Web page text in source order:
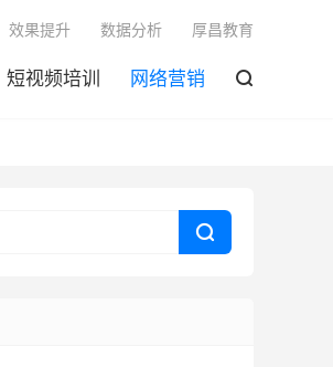
短视频培训 网络营销 
效果提升 数据分析 厚昌教育
